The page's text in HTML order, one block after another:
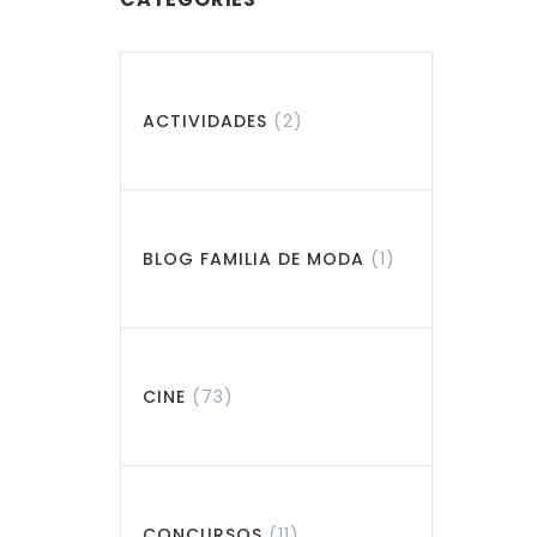
ACTIVIDADES (2)
BLOG FAMILIA DE MODA (1)
CINE (73)